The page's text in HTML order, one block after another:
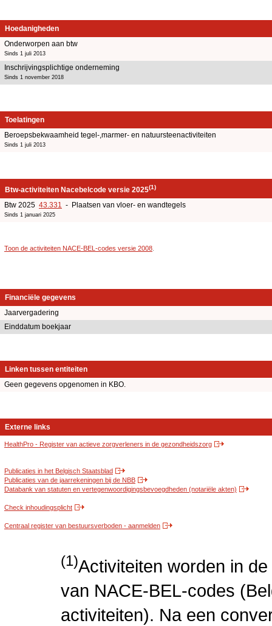
Hoedanigheden
Onderworpen aan btw
Sinds 1 juli 2013
Inschrijvingsplichtige onderneming
Sinds 1 november 2018
Toelatingen
Beroepsbekwaamheid tegel-,marmer- en natuursteenactiviteiten
Sinds 1 juli 2013
Btw-activiteiten Nacebelcode versie 2025(1)
Btw 2025 43.331 - Plaatsen van vloer- en wandtegels
Sinds 1 januari 2025
Toon de activiteiten NACE-BEL-codes versie 2008
Financiële gegevens
Jaarvergadering
Einddatum boekjaar
Linken tussen entiteiten
Geen gegevens opgenomen in KBO.
Externe links
HealthPro - Register van actieve zorgverleners in de gezondheidszorg
Publicaties in het Belgisch Staatsblad
Publicaties van de jaarrekeningen bij de NBB
Databank van statuten en vertegenwoordigingsbevoegdheden (notariële akten)
Check inhoudingsplicht
Centraal register van bestuursverboden - aanmelden
(1)Activiteiten worden in
van NACE-BEL-codes
activiteiten). Na een